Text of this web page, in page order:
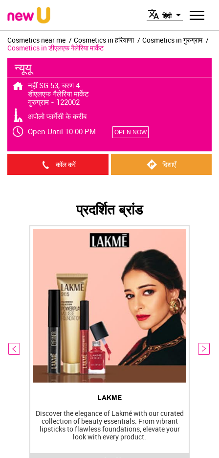
हिंदी
Cosmetics near me Cosmetics in हरियाणा
Cosmetics in गुरुग्राम
Cosmetics in डीएलएफ गैलेरिया मार्केट
न्यूयू
नहीं SG 53, चरण 4
डीएलएफ गैलेरिया मार्केट
गुरुग्राम - 122002
अपोलो फार्मेसी के करीब
Open Until 10:00 PM
OPEN NOW
कॉल करें दिशाएँ
प्रदर्शित ब्रांड
LAKME
Discover the elegance of Lakmé with our curated
collection of beauty essentials. From vibrant
lipsticks to flawless foundations, elevate your
look with every product.